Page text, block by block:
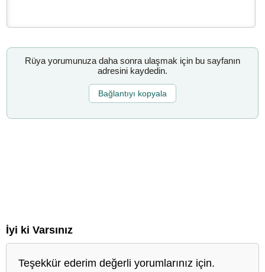
Rüya yorumunuza daha sonra ulaşmak için bu sayfanın
adresini kaydedin.
Bağlantıyı kopyala
İyi ki Varsınız
Teşekkür ederim değerli yorumlarınız için.